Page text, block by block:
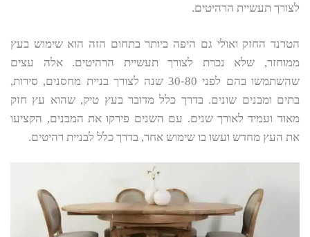
לצורך תעשיית הרהיטים.
הטרנד החזק ואולי גם היפה ביותר בתחום הזה הוא שימוש בעץ
ממוחזר, שלא נכרת לצורך תעשיית הרהיטים. אלה עצים
שהשתמשו בהם לפני 30-80 שנה לצורך בניית מחסנים, סירות,
בתים ומבנים שונים. בדרך כלל מדובר בעץ טיק, שהוא עץ חזק
מאוד ועמיד לאורך שנים. עם השנים פירקו את המבנים, הקציעו
את העץ מחדש ועשו בו שימוש אחר, בדרך כלל לבניית רהיטים.